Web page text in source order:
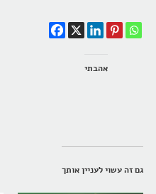
אהבתי
גם זה עשוי לעניין אותך